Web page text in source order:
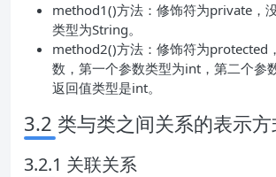
method1()方法：修饰符为private，
类型为String。
method2()方法：修饰符为protected
数，第一个参数类型为int，第二个参
返回值类型是int。
3.2 类与类之间关系的表示方
3.2.1 关联关系